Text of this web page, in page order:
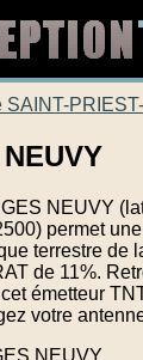
SAINT-
NEUVY
permet
terrestre de
de 11%.
émetteur
votre
NEUVY